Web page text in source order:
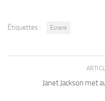
Étiquettes : Ecrans
Janet Jackson met